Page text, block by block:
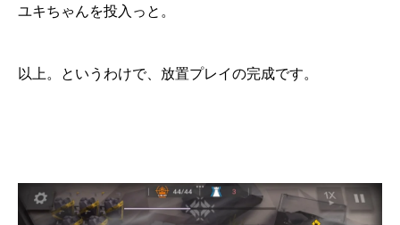
ユキちゃんを投入っと。
以上。というわけで、放置プレイの完成です。